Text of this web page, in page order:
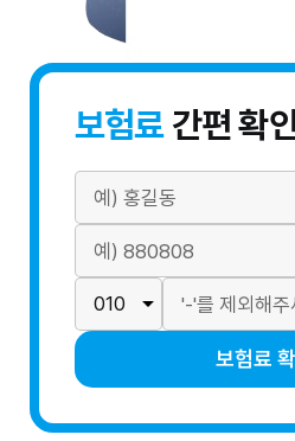
보험료간편 확
보험료